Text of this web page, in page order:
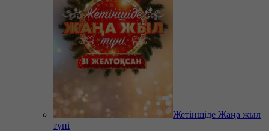
Жетіншіде Жаңа жыл
түні